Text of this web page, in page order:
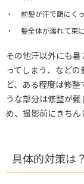
前髪が汗で額にく
髪全体が濡れて束
その他汗以外にも
ってしまう、など
ど、ある程度は修
うな部分は修整が
め、撮影前にきちん
具体的対策は？